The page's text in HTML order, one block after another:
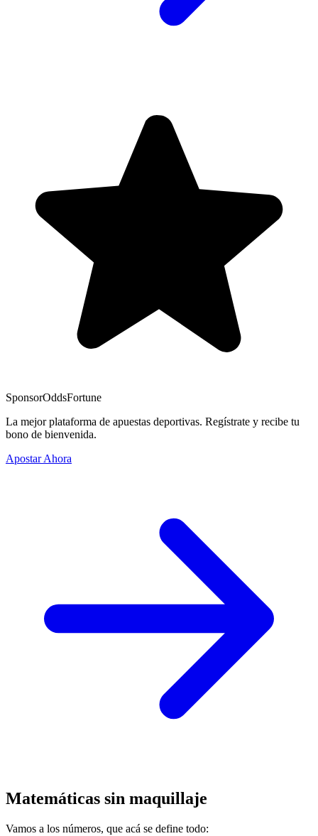
SponsorOddsFortune
La mejor plataforma de apuestas deportivas. Regístrate y recibe tu
bono de bienvenida.
Apostar Ahora
Matemáticas sin maquillaje
Vamos a los números, que acá se define todo: